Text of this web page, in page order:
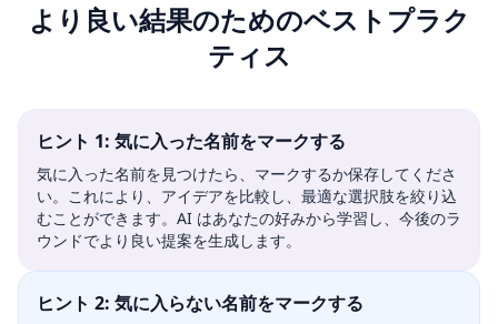
より良い結果のためのベストプラク
ティス
ヒント 1: 気に入った名前をマークする
気に入った名前を見つけたら、マークするか保存してくださ
い。これにより、アイデアを比較し、最適な選択肢を絞り込
むことができます。AI はあなたの好みから学習し、今後のラ
ウンドでより良い提案を生成します。
ヒント 2: 気に入らない名前をマークする